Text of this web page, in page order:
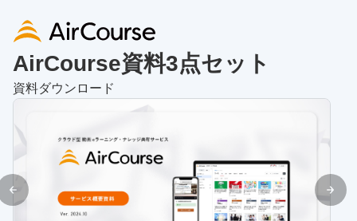
AirCourse資料3点セット
資料ダウンロード